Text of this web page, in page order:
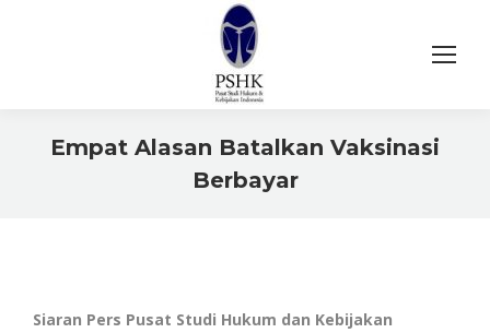
Empat Alasan Batalkan Vaksinasi
Berbayar
Siaran Pers Pusat Studi Hukum dan Kebijakan